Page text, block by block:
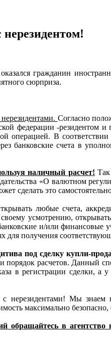
гражданин
сюрприза.
Согласно
федерации -резидентом и
операцией. В
банковские счета в
наличный расчет!
«О валютном
сделать это
любые счета,
усмотрению,
и/или
для получения
под сделку купли-
расчетов. Данный
в регистрации сделки,
с нерезидентами! Мы
максимально безопасно,
обращайтесь в